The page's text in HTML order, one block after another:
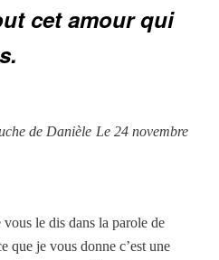
cet amour qui
de Danièle Le 24 novembre
le dis dans la parole de
que je vous donne c’est une